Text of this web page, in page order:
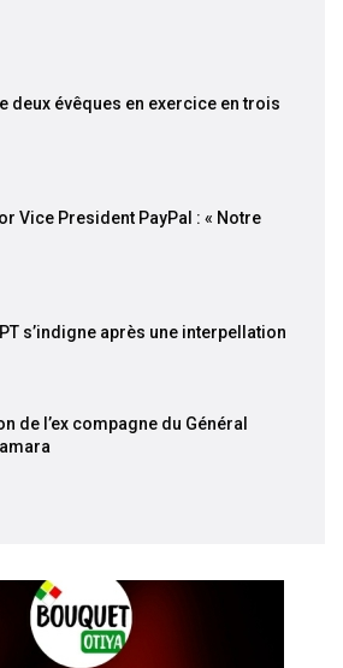
deux évêques en exercice en trois
Vice President PayPal : « Notre
s’indigne après une interpellation
de l’ex compagne du Général